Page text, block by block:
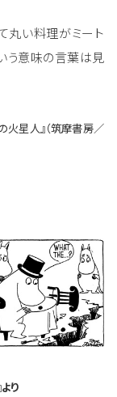
丸い料理がミート
う意味の言葉は見
火星人』（筑摩書房／
り